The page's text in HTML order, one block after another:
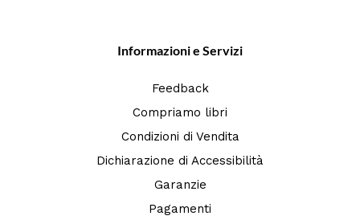
Informazioni e Servizi
Feedback
Compriamo libri
Condizioni di Vendita
Dichiarazione di Accessibilità
Garanzie
Pagamenti